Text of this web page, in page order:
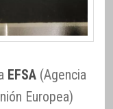
EFSA (Agencia
Europea)